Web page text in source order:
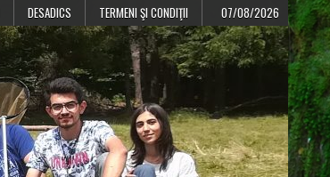
DESADICS TERMENI ŞI CONDIŢII 07/08/2026